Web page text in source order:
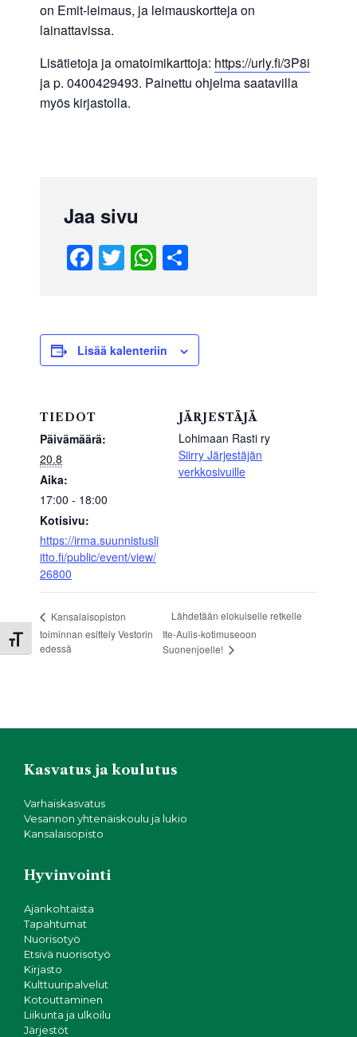
Toggle Font size
on Emit-leimaus, ja leimauskortteja on
lainattavissa.
Lisätietoja ja omatoimikarttoja: https://urly.fi/3P8i
ja p. 0400429493. Painettu ohjelma saatavilla
myös kirjastolla.
Jaa sivu
F
a
e
b
o
k
T
wi
er
W
h
s
A
e
Lisää kalenteriin
TIEDOT
Päivämäärä:
20.8
Aika:
17:00 - 18:00
Kotisivu:
https://irma.suunnistusli
itto.fi/public/event/view/
26800
JÄRJESTÄJÄ
Lohimaan Rasti ry
Siirry Järjestäjän
verkkosivuille
Kansalaisopiston
toiminnan esittely Vestorin
edessä
Lähdetään elokuiselle retkelle
Ite-Aulis-kotimuseoon
Suonenjoelle!
Kasvatus ja koulutus
Varhaiskasvatus
Vesannon yhtenäiskoulu ja lukio
Kansalaisopisto
Hyvinvointi
Ajankohtaista
Tapahtumat
Nuorisotyö
Etsivä nuorisotyö
Kirjasto
Kulttuuripalvelut
Kotouttaminen
Liikunta ja ulkoilu
Järjestöt